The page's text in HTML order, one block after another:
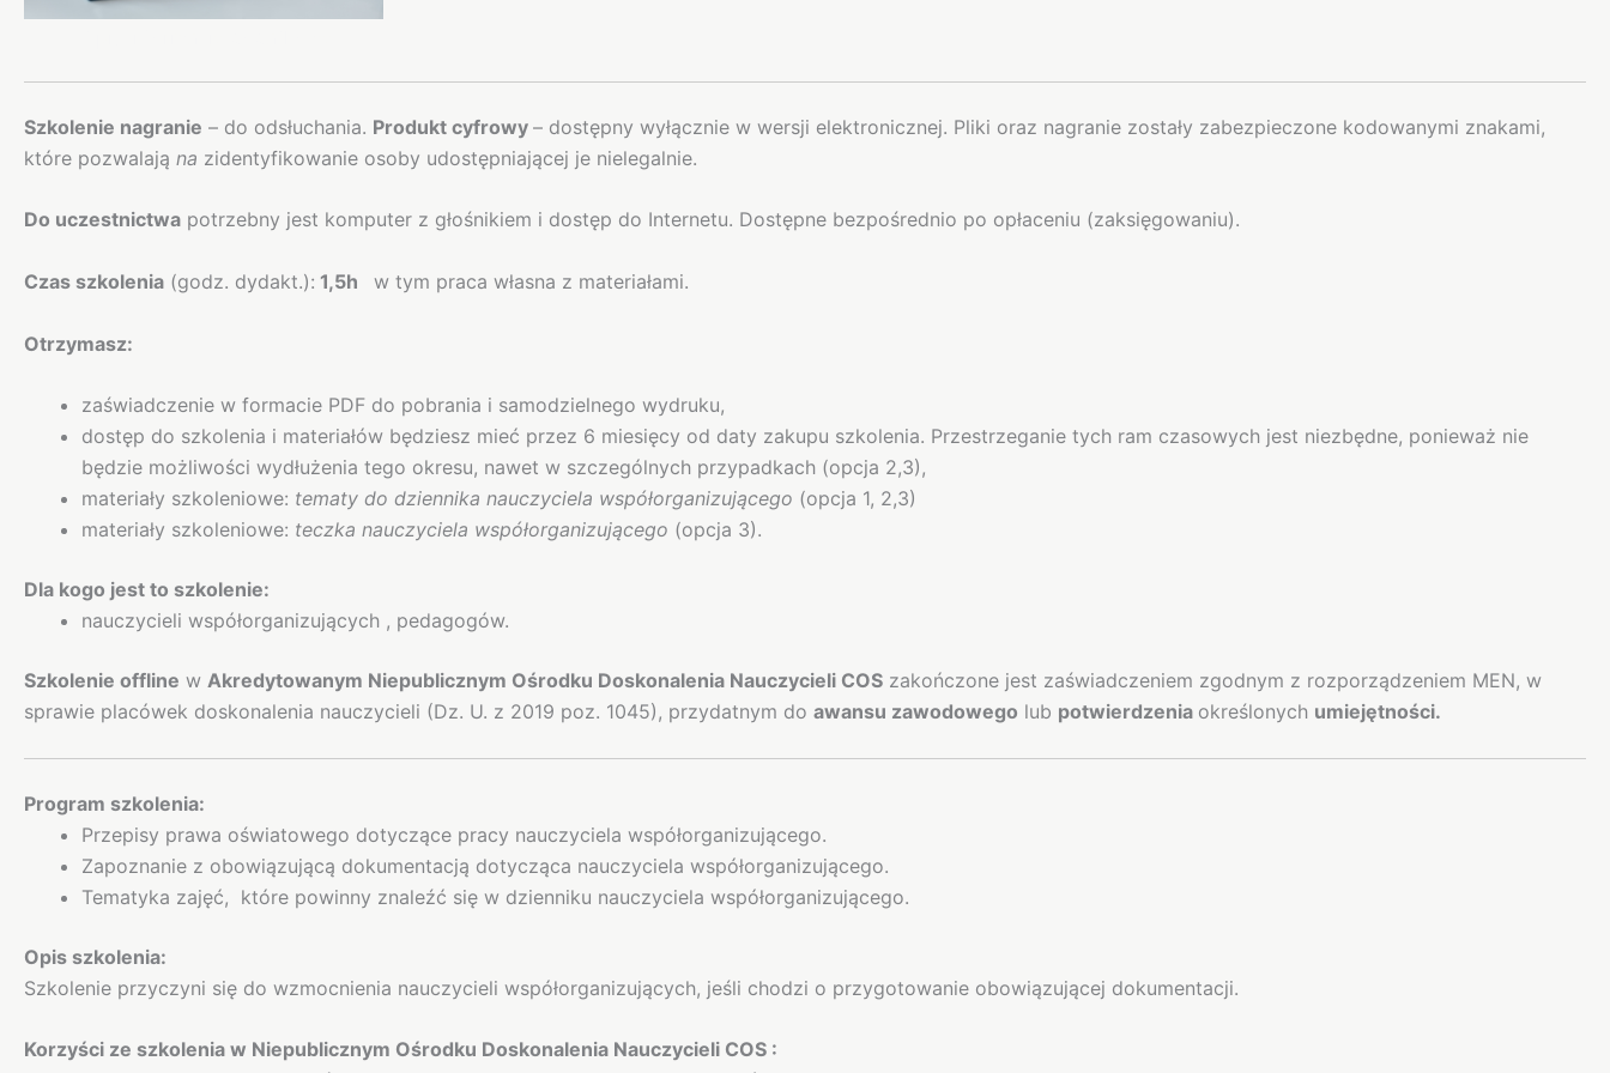
Szkolenie nagranie – do odsłuchania. Produkt cyfrowy – dostępny wyłącznie w wersji elektronicznej. Pliki oraz nagranie zostały zabezpieczone kodowanymi znakami,
które pozwalają na zidentyfikowanie osoby udostępniającej je nielegalnie.
Do uczestnictwa potrzebny jest komputer z głośnikiem i dostęp do Internetu. Dostępne bezpośrednio po opłaceniu (zaksięgowaniu).
Czas szkolenia (godz. dydakt.): 1,5h w tym praca własna z materiałami.
Otrzymasz:
zaświadczenie w formacie PDF do pobrania i samodzielnego wydruku,
dostęp do szkolenia i materiałów będziesz mieć przez 6 miesięcy od daty zakupu szkolenia. Przestrzeganie tych ram czasowych jest niezbędne, ponieważ nie
będzie możliwości wydłużenia tego okresu, nawet w szczególnych przypadkach (opcja 2,3),
materiały szkoleniowe: tematy do dziennika nauczyciela współorganizującego (opcja 1, 2,3)
materiały szkoleniowe: teczka nauczyciela współorganizującego (opcja 3).
Dla kogo jest to szkolenie:
nauczycieli współorganizujących , pedagogów.
Szkolenie offline w Akredytowanym Niepublicznym Ośrodku Doskonalenia Nauczycieli COS zakończone jest zaświadczeniem zgodnym z rozporządzeniem MEN, w
sprawie placówek doskonalenia nauczycieli (Dz. U. z 2019 poz. 1045), przydatnym do awansu zawodowego lub potwierdzenia określonych umiejętności.
Program szkolenia:
Przepisy prawa oświatowego dotyczące pracy nauczyciela współorganizującego.
Zapoznanie z obowiązującą dokumentacją dotycząca nauczyciela współorganizującego.
Tematyka zajęć, które powinny znaleźć się w dzienniku nauczyciela współorganizującego.
Opis szkolenia:
Szkolenie przyczyni się do wzmocnienia nauczycieli współorganizujących, jeśli chodzi o przygotowanie obowiązującej dokumentacji.
Korzyści ze szkolenia w Niepublicznym Ośrodku Doskonalenia Nauczycieli COS :